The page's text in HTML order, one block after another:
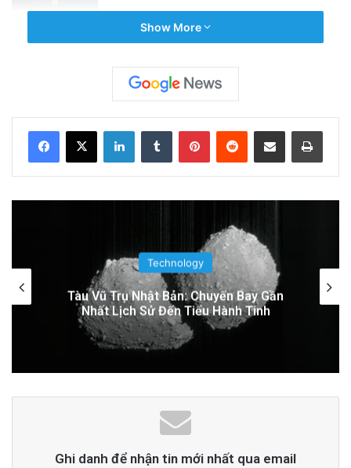
Tên lửa SpaceX chuẩn bị va chạm với Mặt
Trăng: Cú sốc vũ trụ sắp xảy ra!
2 days ago
Đọc thêmRead More
Show More
LinkedInTumblr PinterestReddit Share via Email Print
Technology
Google Earth AI Bị Rút Gấp Vì Cơn Bão
Deepfake
Ghi danh để nhận tin mới nhất qua email